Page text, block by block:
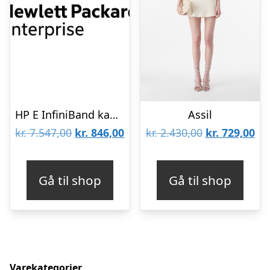
HP E InfiniBand kabel
kr.7.547,00 Den
var:
kr. 7.547,00.
kr. 846,00Den
kr. 846,00.
Gå til shop
Assil
kr.2.430,00 Den
var:
kr. 2.430,00.
kr. 729,00
kr.
Gå til shop